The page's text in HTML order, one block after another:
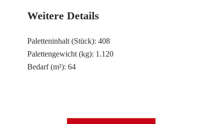
Weitere Details
Paletteninhalt (Stück): 408
Palettengewicht (kg): 1.120
Bedarf (m²): 64